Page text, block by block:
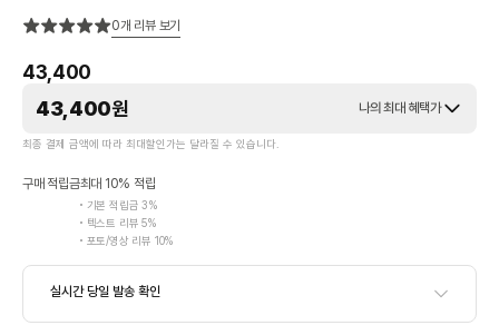
0개 리뷰 보기
43,400원 나의 최대 혜택가
최종 결제 금액에 따라 최대할인가는 달라질 수 있습니다.
43,400
구매 적립금최대 10% 적립
기본 적립금 3%
텍스트 리뷰 5%
포토/영상 리뷰 10%